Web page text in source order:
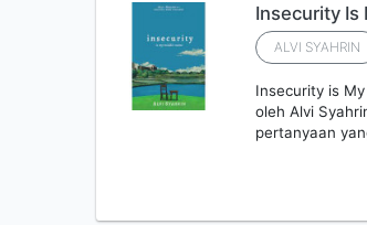
Insecurity Is
ALVI SYAHRIN
Insecurity is
oleh Alvi
pertanyaan